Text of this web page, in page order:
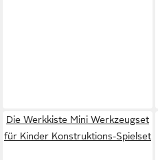
Die Werkkiste Mini Werkzeugset
für Kinder Konstruktions-Spielset